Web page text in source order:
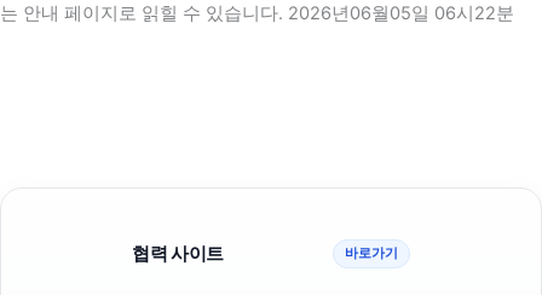
는 안내 페이지로 읽힐 수 있습니다. 2026년06월05일 06시22분
협력 사이트 바로가기